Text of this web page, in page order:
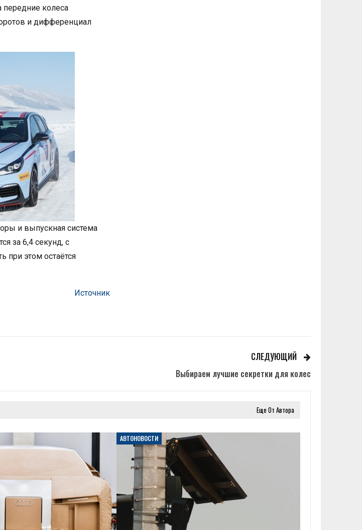
колеса
и дифференциал
и выпускная система
за 6,4 секунд, с
при этом остаётся
Источник
СЛЕДУЮЩИЙ
Выбираем лучшие секретки для колес
Еще От Автора
АВТОНОВОСТИ